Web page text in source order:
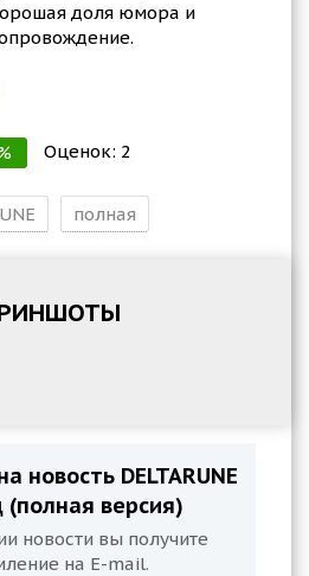
доля юмора и
Оценок: 2
полная
новость DELTARUNE
(полная версия)
новости вы получите
на E-mail.